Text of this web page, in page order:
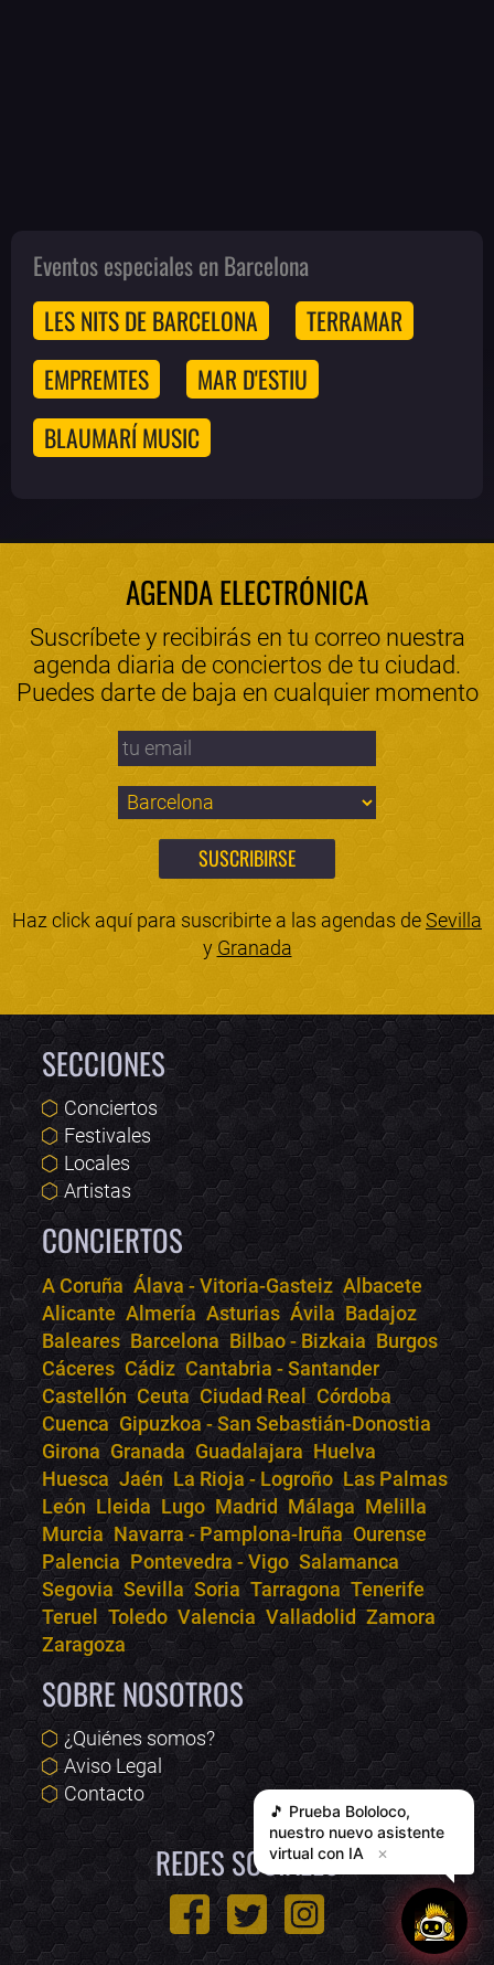
Eventos especiales en Barcelona
LES NITS DE BARCELONA
TERRAMAR
EMPREMTES
MAR D'ESTIU
BLAUMARÍ MUSIC
AGENDA ELECTRÓNICA
Suscríbete y recibirás en tu correo nuestra
agenda diaria de conciertos de tu ciudad.
Puedes darte de baja en cualquier momento
Haz click aquí para suscribirte a las agendas deSevilla
y Granada
SECCIONES
Conciertos
Festivales
Locales
Artistas
CONCIERTOS
A Coruña Álava - Vitoria-Gasteiz Albacete
Alicante Almería Asturias Ávila Badajoz
Baleares Barcelona Bilbao - Bizkaia Burgos
Cáceres Cádiz Cantabria - Santander
Castellón Ceuta Ciudad Real Córdoba
Cuenca Gipuzkoa - San Sebastián-Donostia
Girona Granada Guadalajara Huelva
Huesca Jaén La Rioja - Logroño Las Palmas
León Lleida Lugo Madrid Málaga Melilla
Murcia Navarra - Pamplona-Iruña Ourense
Palencia Pontevedra - Vigo Salamanca
Segovia Sevilla Soria Tarragona Tenerife
Teruel Toledo Valencia Valladolid Zamora
Zaragoza
SOBRE NOSOTROS
¿Quiénes somos?
Aviso Legal
Contacto
REDES SOCIALES
🎵 Prueba Bololoco,
nuestro nuevo asistente
virtual con IA
✕
Bololoco · conciertos.club
Online · Te ayudo a encontrar conciertos